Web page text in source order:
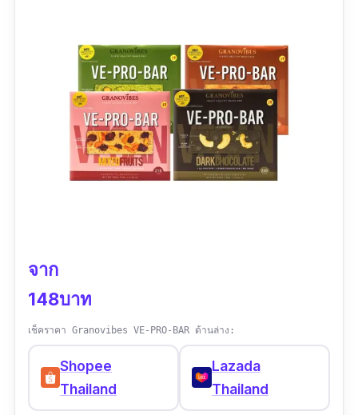
อัลมอนด์: มีวิตามิน E และแมกนีเซียม ช่วยลด
ความเสี่ยงของโรคหัวใจ และเป็นแหล่งพลังงาน
คอร์นเฟร็ก: มีไฟเบอร์และวิตามินบีสูง ช่วยให้
รู้สึกอิ่มนาน เสริมสร้างการทำงานของระบบ
ย่อยอาหาร
ธาตุต่างๆ ช่วยควบคุมระดับน้ำตาลในเลือด ลด
ความเสี่ยงของโรคหัวใจ
อินนูลิน: ไฟเบอร์ช่วยในการสนับสนุนการเจริญ
เติบโตของแบคทีเรียดีในลำไส้ ช่วยให้ระบบย่อย
อาหารทำงานดีขึ้น และควบคุมระดับน้ำตาลใน
เลือด
จาก
148บาท
เช็คราคา Granovibes VE-PRO-BAR ด้านล่าง:
Shopee
Thailand
Lazada
Thailand